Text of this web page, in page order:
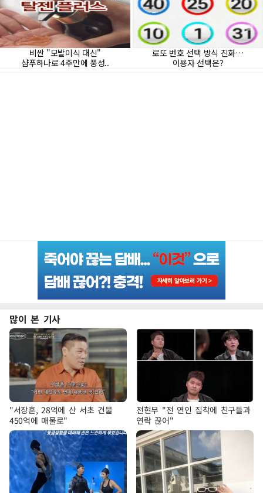
많이 본 기사
"서장훈, 28억에 산 서초 건물
450억에 매물로"
전현무 "전 연인 집착에 친구들과
연락 끊어"